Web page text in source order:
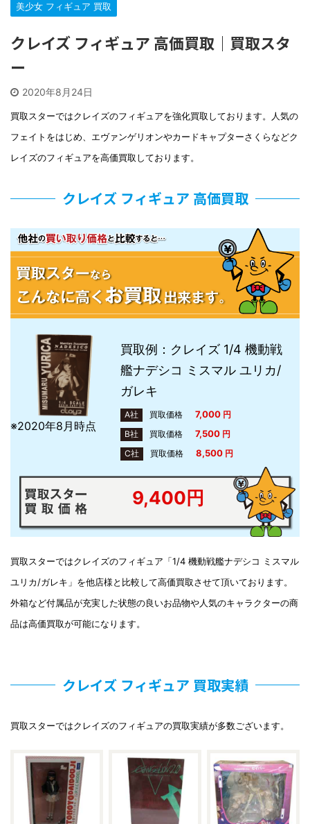
美少女 フィギュア 買取
クレイズ フィギュア 高価買取｜買取スタ
ー
2020年8月24日
買取スターではクレイズのフィギュアを強化買取しております。人気の
フェイトをはじめ、エヴァンゲリオンやカードキャプターさくらなどク
レイズのフィギュアを高価買取しております。
クレイズ フィギュア 高価買取
買取例：クレイズ 1/4 機動戦
艦ナデシコ ミスマル ユリカ/
ガレキ
A社 買取価格 7,000円
B社
買取価格 7,500円
C社
買取価格 8,500 円
※2020年8月時点
9,400円
買取スターではクレイズのフィギュア「1/4 機動戦艦ナデシコ ミスマル
ユリカ/ガレキ」を他店様と比較して高価買取させて頂いております。
外箱など付属品が充実した状態の良いお品物や人気のキャラクターの商
品は高価買取が可能になります。
クレイズ フィギュア 買取実績
買取スターではクレイズのフィギュアの買取実績が多数ございます。